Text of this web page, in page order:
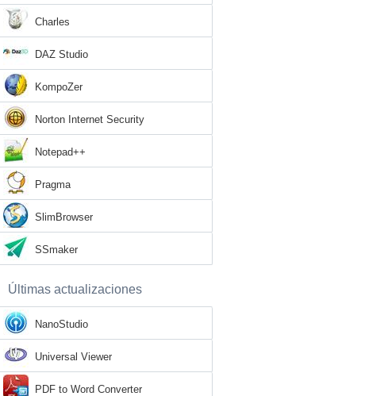
Charles
DAZ Studio
KompoZer
Norton Internet Security
Notepad++
Pragma
SlimBrowser
SSmaker
Últimas actualizaciones
NanoStudio
Universal Viewer
PDF to Word Converter